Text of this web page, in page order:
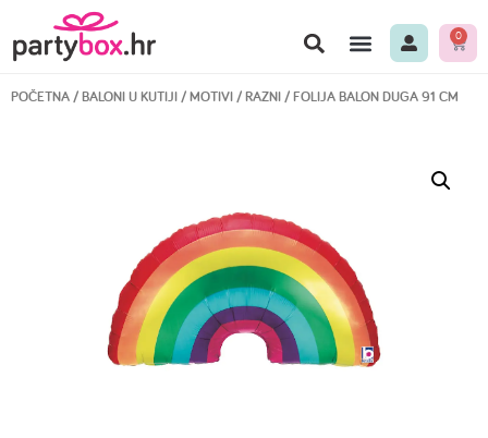
0
POČETNA/BALONI U KUTIJI/MOTIVI/RAZNI/ FOLIJA BALON DUGA 91 CM